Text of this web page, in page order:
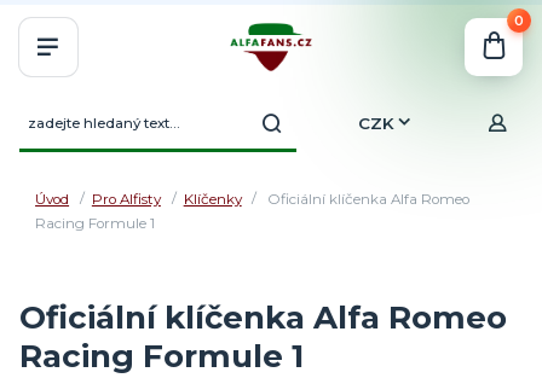
CZK
0
Úvod Pro Alfisty Klíčenky
Oficiální klíčenka Alfa Romeo
Racing Formule 1
Oficiální klíčenka Alfa Romeo
Racing Formule 1